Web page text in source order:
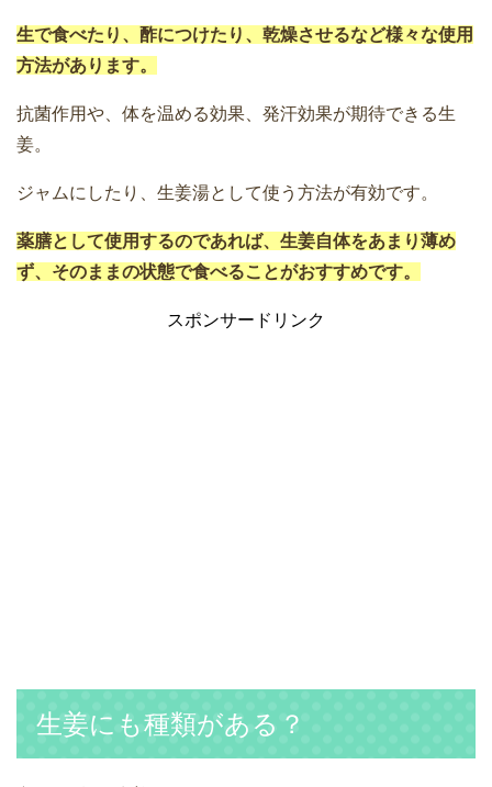
生で食べたり、酢につけたり、乾燥させるなど様々な使用
方法があります。
抗菌作用や、体を温める効果、発汗効果が期待できる生
姜。
ジャムにしたり、生姜湯として使う方法が有効です。
薬膳として使用するのであれば、生姜自体をあまり薄め
ず、そのままの状態で食べることがおすすめです。
スポンサードリンク
生姜にも種類がある？